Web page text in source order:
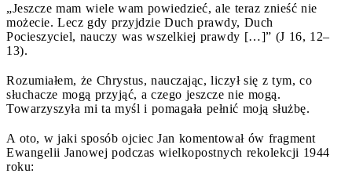
„Jeszcze mam wiele wam powiedzieć, ale teraz znieść nie
możecie. Lecz gdy przyjdzie Duch prawdy, Duch
Pocieszyciel, nauczy was wszelkiej prawdy […]” (J 16, 12–
13).
Rozumiałem, że Chrystus, nauczając, liczył się z tym, co
słuchacze mogą przyjąć, a czego jeszcze nie mogą.
Towarzyszyła mi ta myśl i pomagała pełnić moją służbę.
A oto, w jaki sposób ojciec Jan komentował ów fragment
Ewangelii Janowej podczas wielkopostnych rekolekcji 1944
roku: